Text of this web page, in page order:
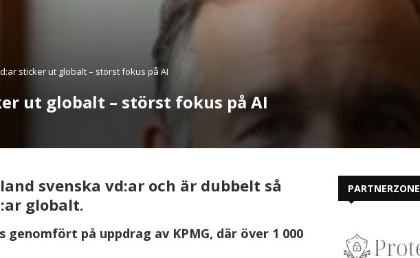
sticker ut globalt – störst fokus på AI
ut globalt – störst fokus på AI
svenska vd:ar och är dubbelt så
globalt.
genomfört på uppdrag av KPMG, där över 1 000
PARTNERZONE